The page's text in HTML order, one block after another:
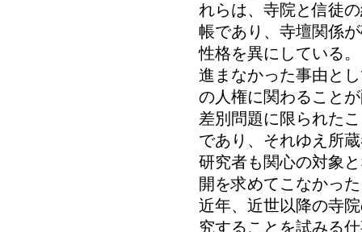
れらは、寺院と信徒
帳であり、寺壇関係
性格を異にしている
進まなかった事由と
の人権に関わること
差別問題に限られた
であり、それゆえ所
研究者も関心の対象
開を求めてこなかっ
近年、近世以降の寺
究することを試みる